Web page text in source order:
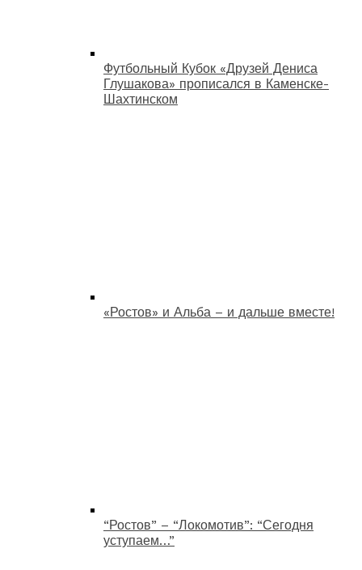
Футбольный Кубок «Друзей Дениса
Глушакова» прописался в Каменске-
Шахтинском
«Ростов» и Альба – и дальше вместе!
“Ростов” – “Локомотив”: “Сегодня
уступаем…”